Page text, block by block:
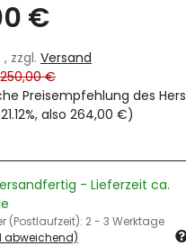
€
, zzgl. Versand
€
Preisempfehlung des
21.12%, also 264,00 €)
- Lieferzeit ca.
(Postlaufzeit): 2 - 3 Werktage
abweichend)